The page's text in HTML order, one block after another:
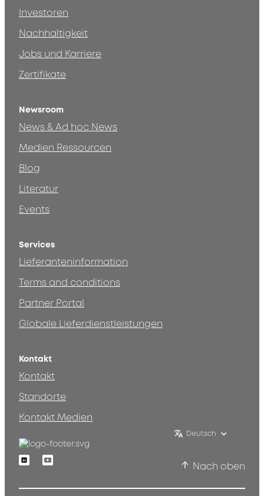
Investoren
Nachhaltigkeit
Jobs und Karriere
Zertifikate
Newsroom
News & Ad hoc News
Medien Ressourcen
Blog
Literatur
Events
Services
Lieferanteninformation
Terms and conditions
Partner Portal
Globale Lieferdienstleistungen
Kontakt
Kontakt
Standorte
Kontakt Medien
Deutsch
LinkedinYoutube
Nach oben